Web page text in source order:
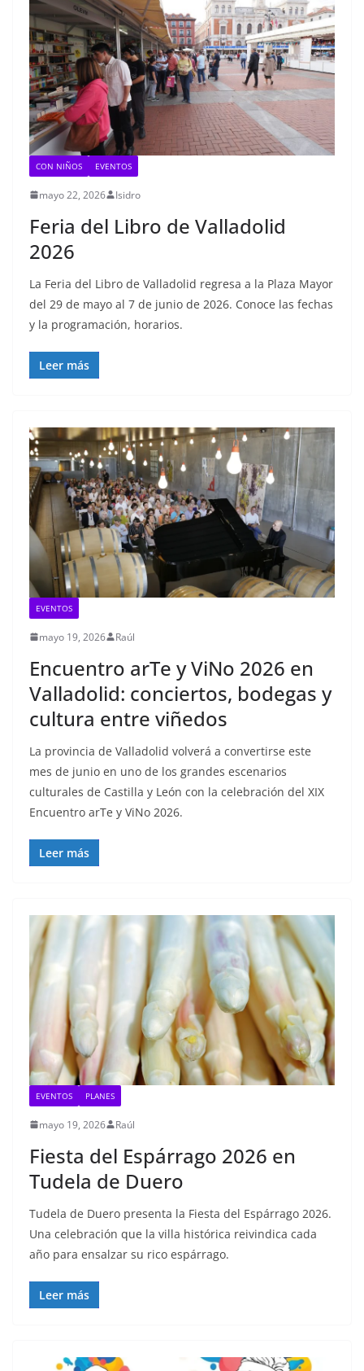
CON NIÑOS EVENTOS
mayo 22, 2026 Isidro
Feria del Libro de Valladolid
2026
La Feria del Libro de Valladolid regresa a la Plaza Mayor
del 29 de mayo al 7 de junio de 2026. Conoce las fechas
y la programación, horarios.
Leer más
EVENTOS
mayo 19, 2026 Raúl
Encuentro arTe y ViNo 2026 en
Valladolid: conciertos, bodegas y
cultura entre viñedos
La provincia de Valladolid volverá a convertirse este
mes de junio en uno de los grandes escenarios
culturales de Castilla y León con la celebración del XIX
Encuentro arTe y ViNo 2026.
Leer más
EVENTOS PLANES
mayo 19, 2026 Raúl
Fiesta del Espárrago 2026 en
Tudela de Duero
Tudela de Duero presenta la Fiesta del Espárrago 2026.
Una celebración que la villa histórica reivindica cada
año para ensalzar su rico espárrago.
Leer más